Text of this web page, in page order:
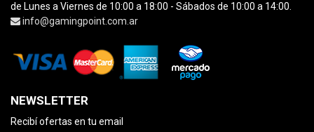
de Lunes a Viernes de 10:00 a 18:00 - Sábados de 10:00 a 14:00.
info@gamingpoint.com.ar
NEWSLETTER
Recibí ofertas en tu email